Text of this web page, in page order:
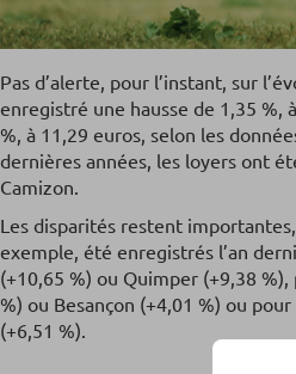
Pas d’alerte, pour l’instant, sur
enregistré une hausse de 1,35 %,
%, à 11,29 euros, selon les
dernières années, les loyers ont
Camizon.
Les disparités restent
exemple, été enregistrés l’an
(+10,65 %) ou Quimper (+9,38
%) ou Besançon (+4,01 %) ou
(+6,51 %).